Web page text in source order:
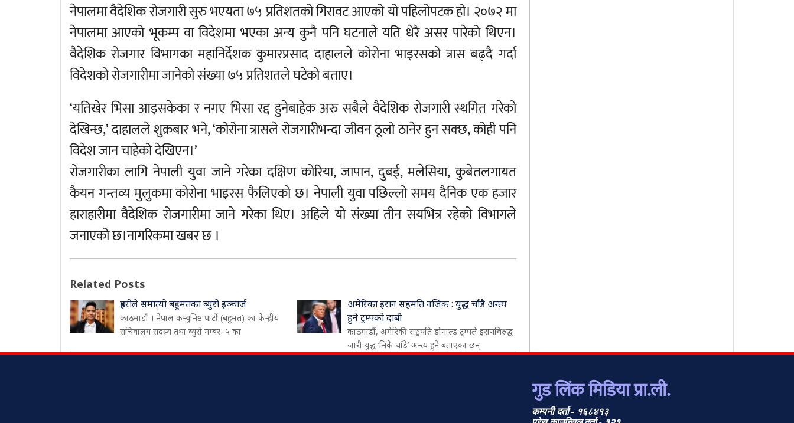
नेपालमा वैदेशिक रोजगारी सुरु भएयता ७५ प्रतिशतको गिरावट आएको यो पहिलोपटक हो। २०७२ मा
नेपालमा आएको भूकम्प वा विदेशमा भएका अन्य कुनै पनि घटनाले यति धेरै असर पारेको थिएन।
वैदेशिक रोजगार विभागका महानिर्देशक कुमारप्रसाद दाहालले कोरोना भाइरसको त्रास बढ्दै गर्दा
विदेशको रोजगारीमा जानेको संख्या ७५ प्रतिशतले घटेको बताए।
‘यतिखेर भिसा आइसकेका र नगए भिसा रद्द हुनेबाहेक अरु सबैले वैदेशिक रोजगारी स्थगित गरेको
देखिन्छ,’ दाहालले शुक्रबार भने, ‘कोरोना त्रासले रोजगारीभन्दा जीवन ठूलो ठानेर हुन सक्छ, कोही पनि
विदेश जान चाहेको देखिएन।’
रोजगारीका लागि नेपाली युवा जाने गरेका दक्षिण कोरिया, जापान, दुबई, मलेसिया, कुबेतलगायत
कैयन गन्तव्य मुलुकमा कोरोना भाइरस फैलिएको छ। नेपाली युवा पछिल्लो समय दैनिक एक हजार
हाराहारीमा वैदेशिक रोजगारीमा जाने गरेका थिए। अहिले यो संख्या तीन सयभित्र रहेको विभागले
जनाएको छ।नागरिकमा खबर छ ।
Related Posts
प्रहरीले समात्यो बहुमतका ब्युरो इञ्चार्ज
काठमाडौं । नेपाल कम्युनिष्ट पार्टी (बहुमत) का केन्द्रीय
सचिवालय सदस्य तथा ब्युरो नम्बर–५ का
अमेरिका इरान सहमति नजिक : युद्ध चाँडै अन्त्य
हुने ट्रम्पको दाबी
काठमाडौं, अमेरिकी राष्ट्रपति डोनाल्ड ट्रम्पले इरानविरुद्ध
जारी युद्ध ‘निकै चाँडै’ अन्त्य हुने बताएका छन्
गुड लिंक मिडिया प्रा.ली.
कम्पनी दर्ता - १६८४१३